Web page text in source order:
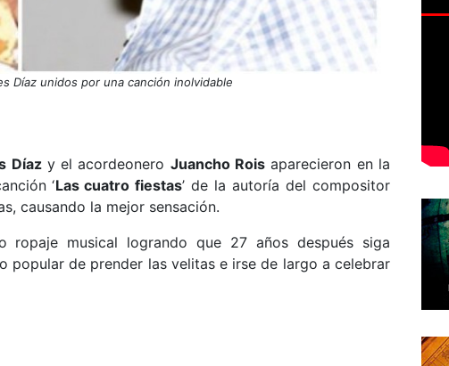
Díaz unidos por una canción inolvidable
Díazy el acordeonero Juancho Rois aparecieron en la
‘Las cuatro fiestas’ de la autoría del compositor
causando la mejor sensación.
ropaje musical logrando que 27 años después siga
popular de prender las velitas e irse de largo a celebrar